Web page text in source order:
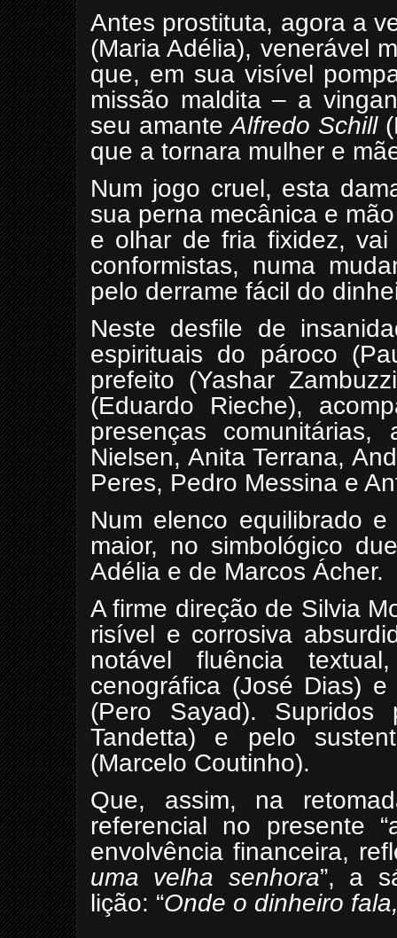
Antes prostituta, agora a
(Maria Adélia), venerável
que, em sua visível
missão maldita – a
seu amanteAlfredo Schill
que a tornara mulher e
Num jogo cruel, esta
sua perna mecânica e
e olhar de fria fixidez,
conformistas, numa
pelo derrame fácil do
Neste desfile de
espirituais do pároco
prefeito (Yashar
(Eduardo Rieche),
presenças
Nielsen, Anita Terrana,
Peres, Pedro Messina e
Num elenco equilibrado
maior, no simbológico
Adélia e de Marcos Ácher.
A firme direção de Silvia
risível e corrosiva
notável fluência
cenográfica (José Dias)
(Pero Sayad).
Tandetta) e pelo
(Marcelo Coutinho).
Que, assim, na
referencial no presente
envolvência financeira,
uma velha senhora”, a
lição: “Onde o dinheiro